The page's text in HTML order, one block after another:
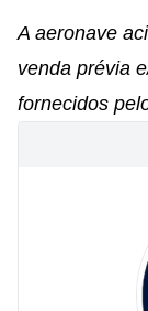
A aeronave
venda prévia
fornecidos